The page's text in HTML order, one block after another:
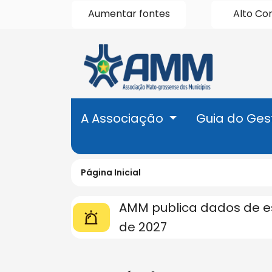
Seção
de
atalhos
e
links
de
acessibilidade
conteúdo
[alt+1]
Ir
para
menu
[alt+2]
para
a
Aumentar fontes Alto
Seção
do
menu
A Associação Guia do
Página Inicial
Seção de Ultimas Notícias
AMM publica dados de
de 2027